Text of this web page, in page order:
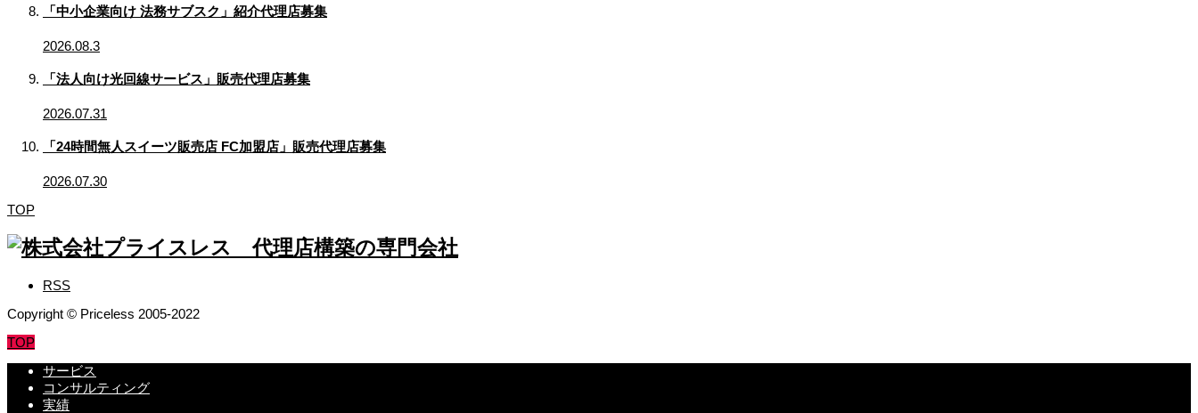
「中小企業向け 法務サブスク」紹介代理店募集
2026.08.3
「法人向け光回線サービス」販売代理店募集
2026.07.31
「24時間無人スイーツ販売店 FC加盟店」販売代理店募集
2026.07.30
TOP
RSS
Copyright © Priceless 2005-2022
TOP
サービス
コンサルティング
実績